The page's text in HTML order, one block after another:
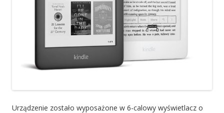
Urządzenie zostało wyposażone w 6-calowy wyświetlacz o